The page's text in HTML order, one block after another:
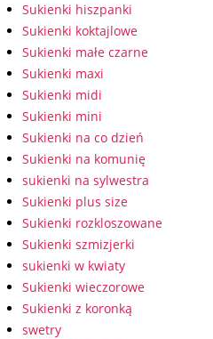
Sukienki hiszpanki
Sukienki koktajlowe
Sukienki małe czarne
Sukienki maxi
Sukienki midi
Sukienki mini
Sukienki na co dzień
Sukienki na komunię
sukienki na sylwestra
Sukienki plus size
Sukienki rozkloszowane
Sukienki szmizjerki
sukienki w kwiaty
Sukienki wieczorowe
Sukienki z koronką
swetry